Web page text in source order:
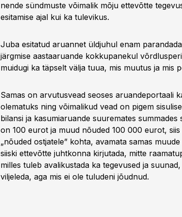
nende sündmuste võimalik mõju ettevõtte
esitamise ajal kui ka tulevikus.
Juba esitatud aruannet üldjuhul enam
järgmise aastaaruande kokkupanekul
muidugi ka täpselt välja tuua, mis muutus ja mis
Samas on arvutusvead seoses aruandeportaali
olematuks ning võimalikud vead on pigem
bilansi ja kasumiaruande suuremates
on 100 eurot ja muud nõuded 100 000 eurot,
„nõuded ostjatele” kohta, avamata samas
siiski ettevõtte juhtkonna kirjutada, mitte
milles tuleb avalikustada ka tegevused ja
viljeleda, aga mis ei ole tuludeni jõudnud.